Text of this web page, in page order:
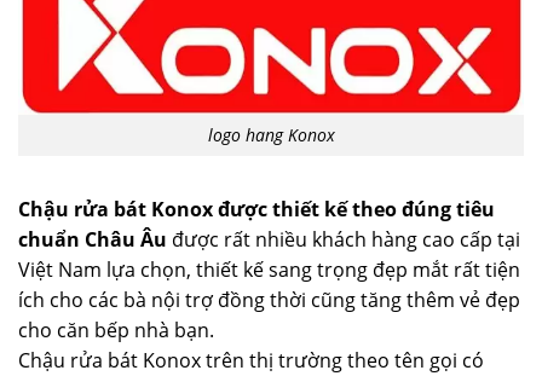
logo hang Konox
Chậu rửa bát Konox được thiết kế theo đúng tiêu
chuẩn Châu Âu được rất nhiều khách hàng cao cấp tại
Việt Nam lựa chọn, thiết kế sang trọng đẹp mắt rất tiện
ích cho các bà nội trợ đồng thời cũng tăng thêm vẻ đẹp
cho căn bếp nhà bạn.
Chậu rửa bát Konox trên thị trường theo tên gọi có